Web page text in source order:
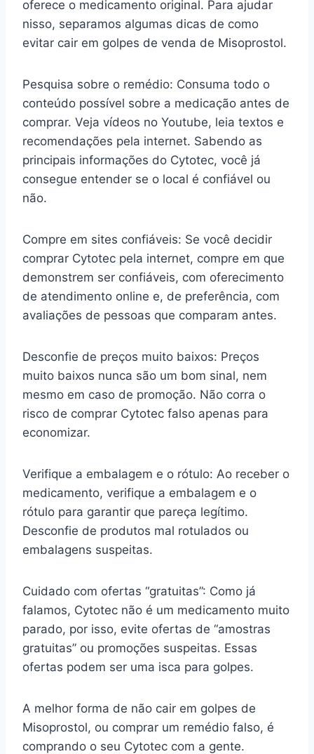
oferece o medicamento original. Para ajudar
nisso, separamos algumas dicas de como
evitar cair em golpes de venda de Misoprostol.
Pesquisa sobre o remédio: Consuma todo o
conteúdo possível sobre a medicação antes de
comprar. Veja vídeos no Youtube, leia textos e
recomendações pela internet. Sabendo as
principais informações do Cytotec, você já
consegue entender se o local é confiável ou
não.
Compre em sites confiáveis: Se você decidir
comprar Cytotec pela internet, compre em que
demonstrem ser confiáveis, com oferecimento
de atendimento online e, de preferência, com
avaliações de pessoas que comparam antes.
Desconfie de preços muito baixos: Preços
muito baixos nunca são um bom sinal, nem
mesmo em caso de promoção. Não corra o
risco de comprar Cytotec falso apenas para
economizar.
Verifique a embalagem e o rótulo: Ao receber o
medicamento, verifique a embalagem e o
rótulo para garantir que pareça legítimo.
Desconfie de produtos mal rotulados ou
embalagens suspeitas.
Cuidado com ofertas “gratuitas”: Como já
falamos, Cytotec não é um medicamento muito
parado, por isso, evite ofertas de “amostras
gratuitas” ou promoções suspeitas. Essas
ofertas podem ser uma isca para golpes.
A melhor forma de não cair em golpes de
Misoprostol, ou comprar um remédio falso, é
comprando o seu Cytotec com a gente.